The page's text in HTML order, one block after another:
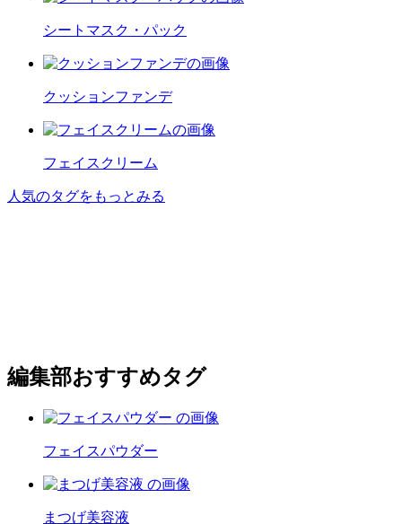
シートマスク・パック
クッションファンデ
フェイスクリーム
人気のタグをもっとみる
編集部おすすめタグ
フェイスパウダー
まつげ美容液